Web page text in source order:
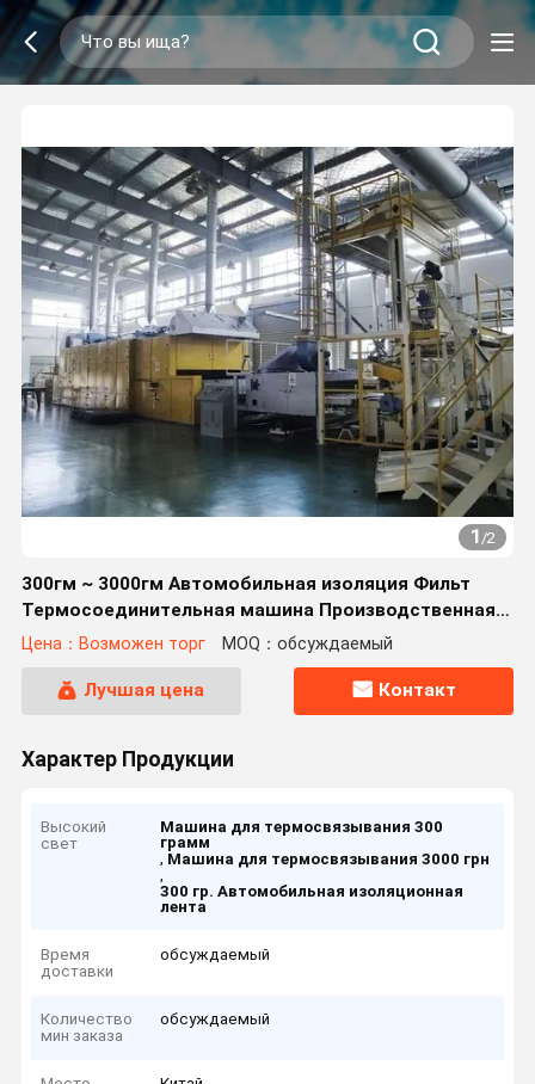
1/2
300гм ~ 3000гм Автомобильная изоляция Фильт
Термосоединительная машина Производственная
линия
Цена：Возможен торг MOQ：обсуждаемый
Лучшая цена Контакт
Характер Продукции
Высокий
свет
Машина для термосвязывания 300
грамм
, Машина для термосвязывания 3000 грн
,
300 гр. Автомобильная изоляционная
лента
Время
доставки
обсуждаемый
Количество
мин заказа
обсуждаемый